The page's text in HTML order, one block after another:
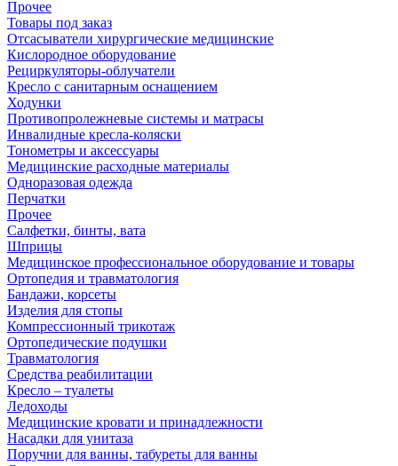
Прочее
Товары под заказ
Отсасыватели хирургические медицинские
Кислородное оборудование
Рециркуляторы-облучатели
Кресло с санитарным оснащением
Ходунки
Противопролежневые системы и матрасы
Инвалидные кресла-коляски
Тонометры и аксессуары
Медицинские расходные материалы
Одноразовая одежда
Перчатки
Прочее
Салфетки, бинты, вата
Шприцы
Медицинское профессиональное оборудование и товары
Ортопедия и травматология
Бандажи, корсеты
Изделия для стопы
Компрессионный трикотаж
Ортопедические подушки
Травматология
Средства реабилитации
Кресло – туалеты
Ледоходы
Медицинские кровати и принадлежности
Насадки для унитаза
Поручни для ванны, табуреты для ванны